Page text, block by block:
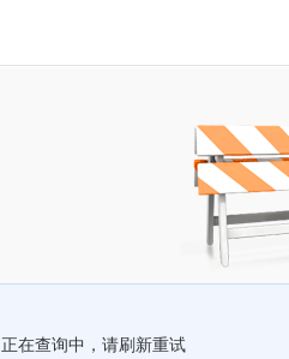
正在查询中，请刷新重试